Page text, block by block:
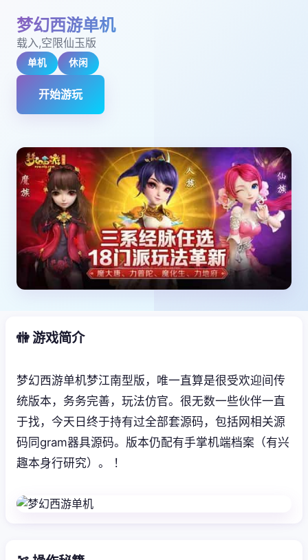
梦幻西游单机
载入,空限仙玉版
单机 休闲
开始游玩
🚻 游戏简介
梦幻西游单机梦江南型版，唯一直算是很受欢迎间传
统版本，务务完善，玩法仿官。很无数一些伙伴一直
于找，今天日终于持有过全部套源码，包括网相关源
码同gram器具源码。版本仍配有手掌机端档案（有兴
趣本身行研究）。 ！